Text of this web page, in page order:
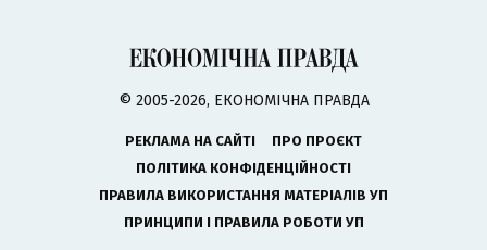
© 2005-2026, ЕКОНОМІЧНА ПРАВДА
РЕКЛАМА НА САЙТІ
ПРО ПРОЄКТ
ПОЛІТИКА КОНФІДЕНЦІЙНОСТІ
ПРАВИЛА ВИКОРИСТАННЯ МАТЕРІАЛІВ УП
ПРИНЦИПИ І ПРАВИЛА РОБОТИ УП